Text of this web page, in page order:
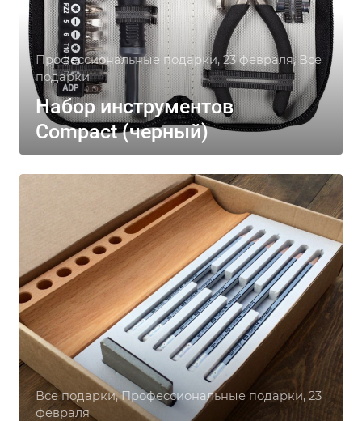
Профессиональные подарки, 23 февраля, Все
подарки
Набор инструментов
Compact (черный)
Все подарки, Профессиональные подарки, 23
февраля